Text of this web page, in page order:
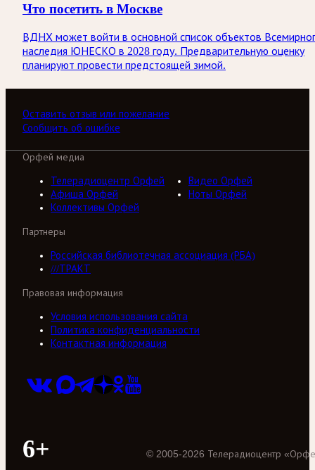
Что посетить в Москве
ВДНХ может войти в основной список объектов
наследия ЮНЕСКО в 2028 году. Предварительную оценку
планируют провести предстоящей зимой.
Оставить отзыв или пожелание
Сообщить об ошибке
Орфей медиа
Телерадиоцентр Орфей
Видео Орфей
Афиша Орфей
Ноты Орфей
Коллективы Орфей
Партнеры
Российская библиотечная ассоциация (РБА)
///ТРАКТ
Правовая информация
Условия использования сайта
Политика конфиденциальности
Контактная информация
6+ © 2005-2026 Телерадиоцентр